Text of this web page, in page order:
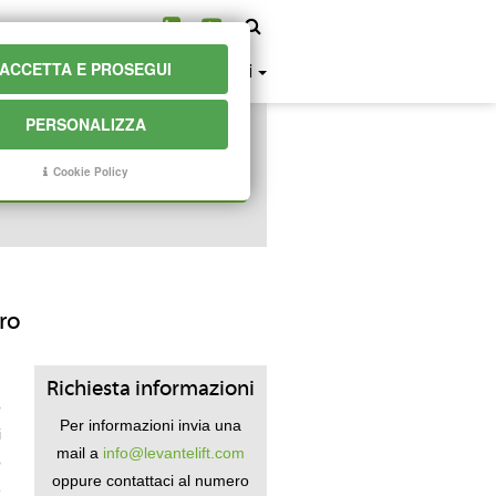
news faq contatti
Richiesta informazioni
Per informazioni invia una
mail a info@levantelift.com
oppure contattaci al numero
ACCETTA E PROSEGUI
PERSONALIZZA
Cookie Policy